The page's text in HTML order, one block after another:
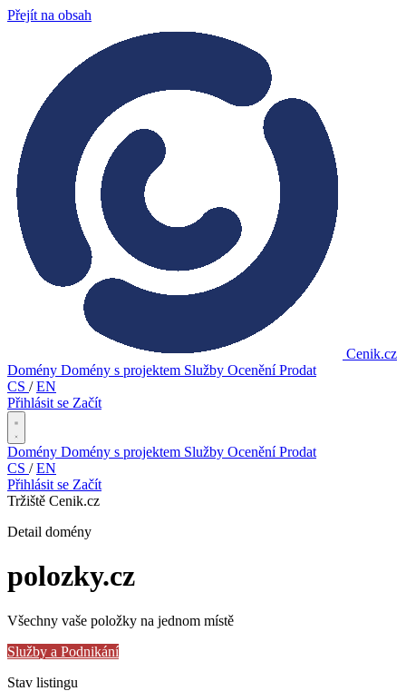
Přejít na obsah
Cenik.cz
Domény Domény s projektem Služby OceněníProdat
CS / EN
Přihlásit se Začít
Domény Domény s projektem Služby OceněníProdat
CS / EN
Přihlásit se Začít
Tržiště Cenik.cz
Detail domény
polozky.cz
Všechny vaše položky na jednom místě
Služby a Podnikání
Stav listingu